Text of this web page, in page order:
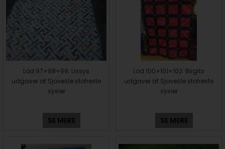
Lod 97+98+99: Lissys
udgaver af Sjoveste stofreste
sysler
SE MERE
Lod 100+101+102: Birgits
udgaver af Sjoveste stofreste
sysler
SE MERE